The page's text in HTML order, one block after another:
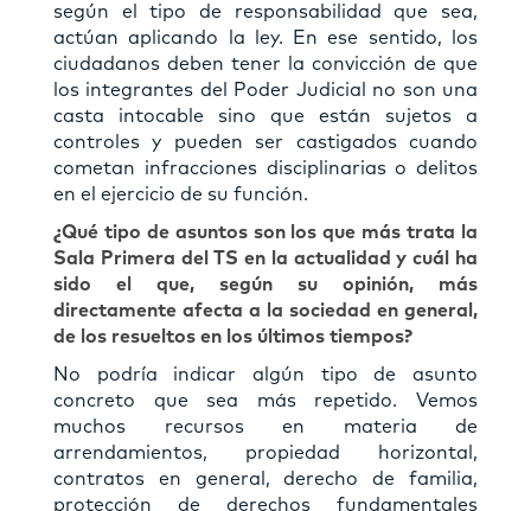
según el tipo de responsabilidad que sea,
actúan aplicando la ley. En ese sentido, los
ciudadanos deben tener la convicción de que
los integrantes del Poder Judicial no son una
casta intocable sino que están sujetos a
controles y pueden ser castigados cuando
cometan infracciones disciplinarias o delitos
en el ejercicio de su función.
¿Qué tipo de asuntos son los que más trata la
Sala Primera del TS en la actualidad y cuál ha
sido el que, según su opinión, más
directamente afecta a la sociedad en general,
de los resueltos en los últimos tiempos?
No podría indicar algún tipo de asunto
concreto que sea más repetido. Vemos
muchos recursos en materia de
arrendamientos, propiedad horizontal,
contratos en general, derecho de familia,
protección de derechos fundamentales